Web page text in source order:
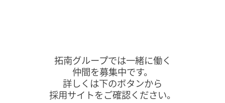
拓南グループでは一緒に働く
仲間を募集中です。
詳しくは下のボタンから
採用サイトをご確認ください。